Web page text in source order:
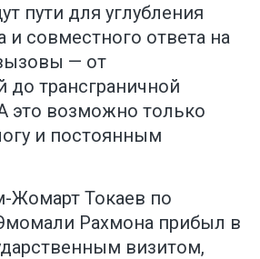
пути для углубления
и совместного ответа на
— от
до трансграничной
это возможно только
и постоянным
Жомарт Токаев по
Рахмона прибыл в
визитом,